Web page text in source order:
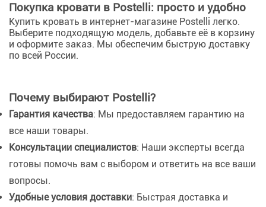
Покупка кровати в Postelli: просто и удобно
Купить кровать в интернет-магазине Postelli легко.
Выберите подходящую модель, добавьте её в корзину
и оформите заказ. Мы обеспечим быструю доставку
по всей России.
Почему выбирают Postelli?
Гарантия качества: Мы предоставляем гарантию на
все наши товары.
Консультации специалистов: Наши эксперты всегда
готовы помочь вам с выбором и ответить на все ваши
вопросы.
Удобные условия доставки: Быстрая доставка и